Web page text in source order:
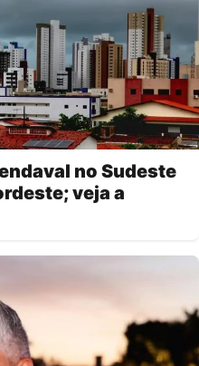
no Sudeste
veja a